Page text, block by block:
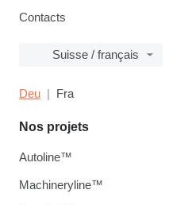
Contacts
Suisse / français
Deu Fra
Nos projets
Autoline™
Machineryline™